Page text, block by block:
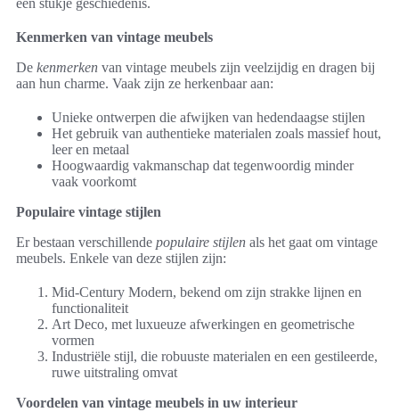
een stukje geschiedenis.
Kenmerken van vintage meubels
De kenmerken van vintage meubels zijn veelzijdig en dragen bij
aan hun charme. Vaak zijn ze herkenbaar aan:
Unieke ontwerpen die afwijken van hedendaagse stijlen
Het gebruik van authentieke materialen zoals massief hout,
leer en metaal
Hoogwaardig vakmanschap dat tegenwoordig minder
vaak voorkomt
Populaire vintage stijlen
Er bestaan verschillende populaire stijlen als het gaat om vintage
meubels. Enkele van deze stijlen zijn:
Mid-Century Modern, bekend om zijn strakke lijnen en
functionaliteit
Art Deco, met luxueuze afwerkingen en geometrische
vormen
Industriële stijl, die robuuste materialen en een gestileerde,
ruwe uitstraling omvat
Voordelen van vintage meubels in uw interieur